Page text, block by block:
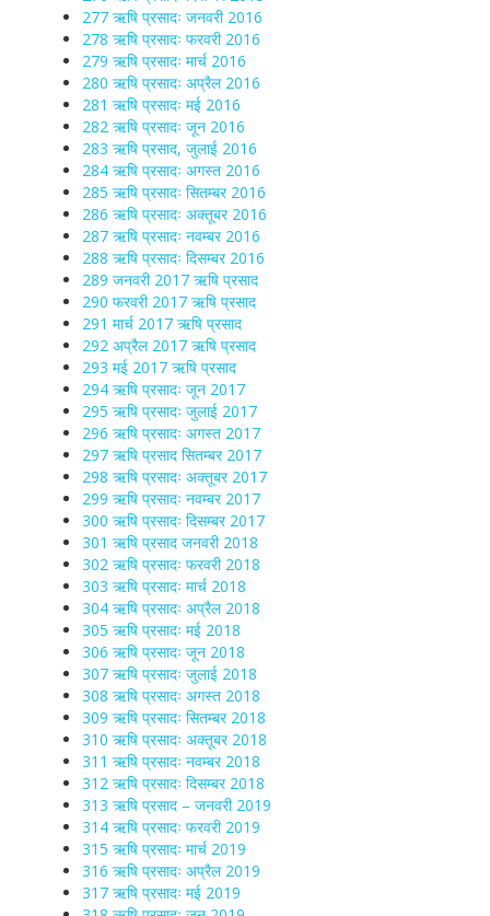
277 ऋषि प्रसादः जनवरी 2016
278 ऋषि प्रसादः फरवरी 2016
279 ऋषि प्रसादः मार्च 2016
280 ऋषि प्रसादः अप्रैल 2016
281 ऋषि प्रसादः मई 2016
282 ऋषि प्रसादः जून 2016
283 ऋषि प्रसाद, जुलाई 2016
284 ऋषि प्रसादः अगस्त 2016
285 ऋषि प्रसादः सितम्बर 2016
286 ऋषि प्रसादः अक्तूबर 2016
287 ऋषि प्रसादः नवम्बर 2016
288 ऋषि प्रसादः दिसम्बर 2016
289 जनवरी 2017 ऋषि प्रसाद
290 फरवरी 2017 ऋषि प्रसाद
291 मार्च 2017 ऋषि प्रसाद
292 अप्रैल 2017 ऋषि प्रसाद
293 मई 2017 ऋषि प्रसाद
294 ऋषि प्रसादः जून 2017
295 ऋषि प्रसादः जुलाई 2017
296 ऋषि प्रसादः अगस्त 2017
297 ऋषि प्रसाद सितम्बर 2017
298 ऋषि प्रसादः अक्तूबर 2017
299 ऋषि प्रसादः नवम्बर 2017
300 ऋषि प्रसादः दिसम्बर 2017
301 ऋषि प्रसाद जनवरी 2018
302 ऋषि प्रसादः फरवरी 2018
303 ऋषि प्रसादः मार्च 2018
304 ऋषि प्रसादः अप्रैल 2018
305 ऋषि प्रसादः मई 2018
306 ऋषि प्रसादः जून 2018
307 ऋषि प्रसादः जुलाई 2018
308 ऋषि प्रसादः अगस्त 2018
309 ऋषि प्रसादः सितम्बर 2018
310 ऋषि प्रसादः अक्तूबर 2018
311 ऋषि प्रसादः नवम्बर 2018
312 ऋषि प्रसादः दिसम्बर 2018
313 ऋषि प्रसाद – जनवरी 2019
314 ऋषि प्रसादः फरवरी 2019
315 ऋषि प्रसादः मार्च 2019
316 ऋषि प्रसादः अप्रैल 2019
317 ऋषि प्रसादः मई 2019